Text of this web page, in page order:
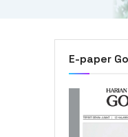
E-paper